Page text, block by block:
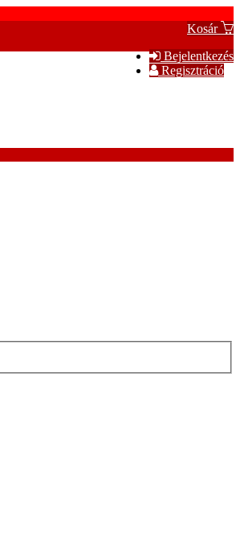
Kosár
Bejelentkezés
Regisztráció